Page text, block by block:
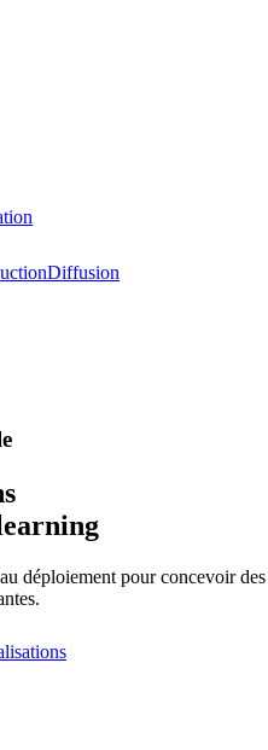
Diffusion
déploiement pour concevoir des